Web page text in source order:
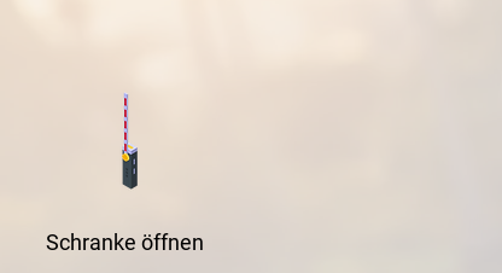
Schranke öffnen